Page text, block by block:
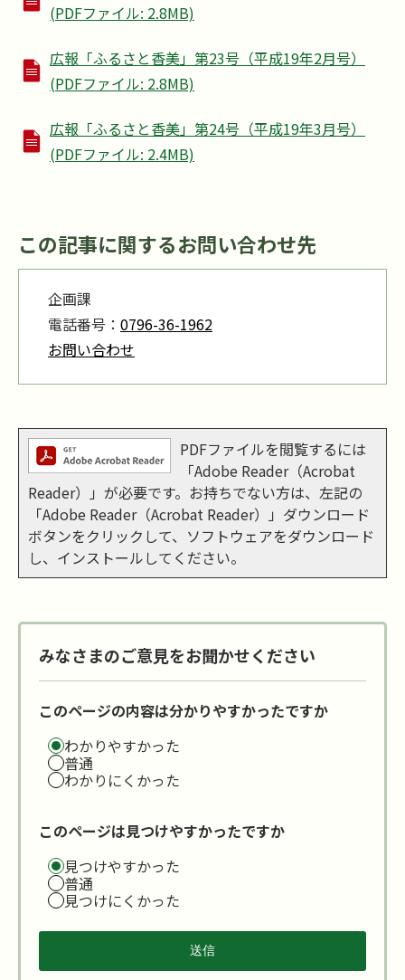
(PDFファイル: 2.8MB)
広報「ふるさと香美」第23号（平成19年2月号）
(PDFファイル: 2.8MB)
広報「ふるさと香美」第24号（平成19年3月号）
(PDFファイル: 2.4MB)
この記事に関するお問い合わせ先
企画課
電話番号： 0796-36-1962
お問い合わせ
PDFファイルを閲覧するには
「Adobe Reader（Acrobat
Reader）」が必要です。お持ちでない方は、左記の
「Adobe Reader（Acrobat Reader）」ダウンロード
ボタンをクリックして、ソフトウェアをダウンロード
し、インストールしてください。
みなさまのご意見をお聞かせください
このページの内容は分かりやすかったですか
わかりやすかった
普通
わかりにくかった
このページは見つけやすかったですか
見つけやすかった
普通
見つけにくかった